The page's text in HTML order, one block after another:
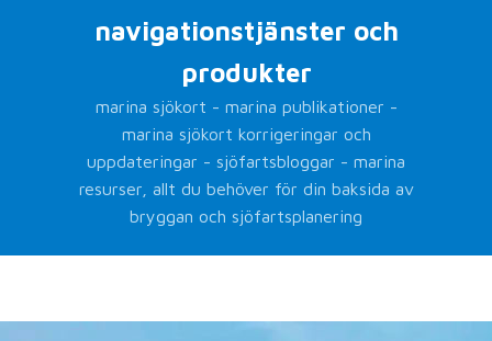
navigationstjänster och
produkter
marina sjökort - marina publikationer -
marina sjökort korrigeringar och
uppdateringar - sjöfartsbloggar - marina
resurser, allt du behöver för din baksida av
bryggan och sjöfartsplanering